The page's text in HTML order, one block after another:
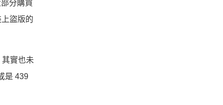
分購買
盜版的
實也未
是 439